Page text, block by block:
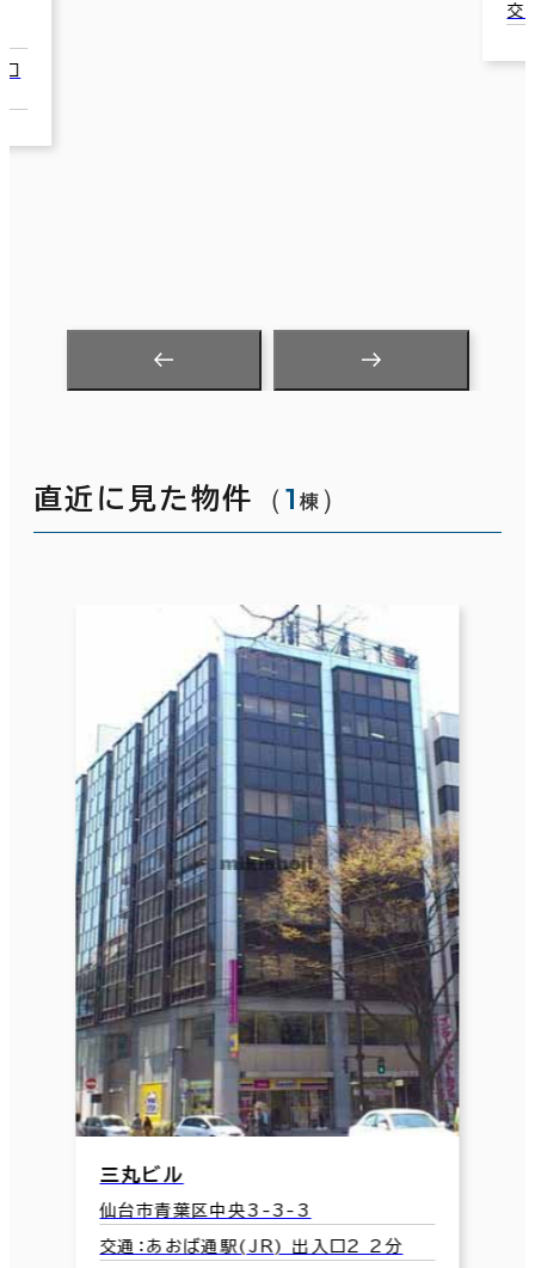
交
直近に見た物件 （1 棟 ）
三丸ビル
仙台市青葉区中央3-3-3
交通：あおば通駅(JR) 出入口2 2分